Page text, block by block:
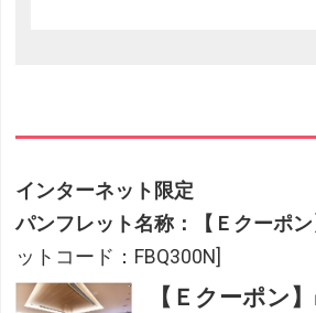
インターネット限定
パンフレット名称：【Ｅクーポ
ットコード：FBQ300N]
【Ｅクーポン